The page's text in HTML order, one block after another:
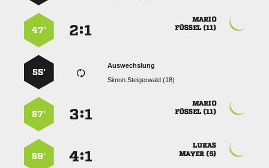

 
:
47’
Auswechslung
  
55’

 
:
57’

 
:
59’